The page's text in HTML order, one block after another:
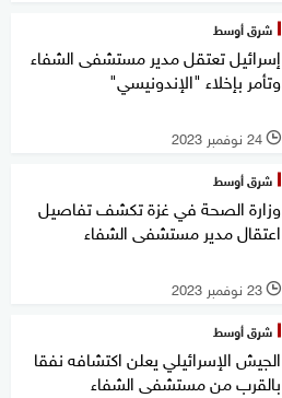
شرق أوسط
إسرائيل تعتقل مدير مستشفى الشفاء
وتأمر بإخلاء "الإندونيسي"
l 24 نوفمبر 2023
شرق أوسط
وزارة الصحة في غزة تكشف تفاصيل
اعتقال مدير مستشفى الشفاء
l 23 نوفمبر 2023
شرق أوسط
الجيش الإسرائيلي يعلن اكتشافه نفقا
بالقرب من مستشفى الشفاء